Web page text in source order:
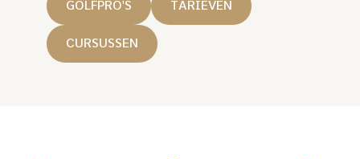
GOLFPRO'S TARIEVEN
CURSUSSEN